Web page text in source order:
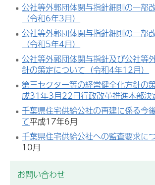
公社等外郭団体関与指針細則の一部
（令和6年3月）
公社等外郭団体関与指針細則の一部
（令和5年4月）
公社等外郭団体関与指針及び公社等
針の策定について（令和4年12月）
第三セクター等の経営健全化方針の
成31年3月22日行政改革推進本部決
千葉県住宅供給公社の再建に係る今
て平成17年6月
千葉県住宅供給公社への監査要求に
10月
お問い合わせ